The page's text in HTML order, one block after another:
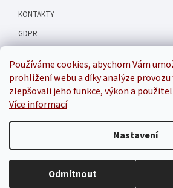
Používáme cookies, abychom Vám
prohlížení webu a díky analýze
zlepšovali jeho funkce, výkon a
Více informací
Nastavení
Odmítnout
KONTAKTY
GDPR
Náš příběh
Inspirala